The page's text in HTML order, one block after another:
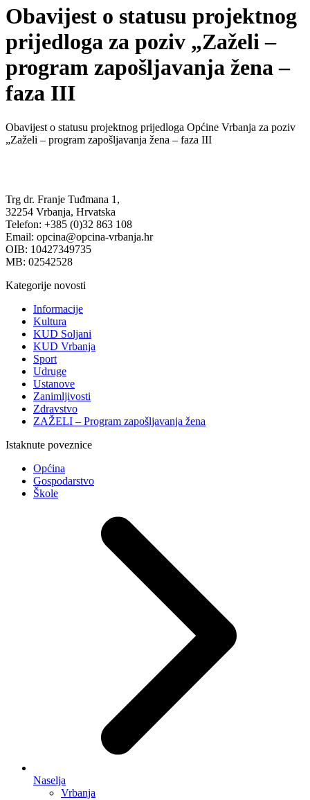
Obavijest o statusu projektnog
prijedloga za poziv „Zaželi –
program zapošljavanja žena –
faza III
Obavijest o statusu projektnog prijedloga Općine Vrbanja za poziv
„Zaželi – program zapošljavanja žena – faza III
Trg dr. Franje Tuđmana 1,
32254 Vrbanja, Hrvatska
Telefon: +385 (0)32 863 108
Email: opcina@opcina-vrbanja.hr
OIB: 10427349735
MB: 02542528
Kategorije novosti
Informacije
Kultura
KUD Soljani
KUD Vrbanja
Sport
Udruge
Ustanove
Zanimljivosti
Zdravstvo
ZAŽELI – Program zapošljavanja žena
Istaknute poveznice
Općina
Gospodarstvo
Škole
Naselja
Vrbanja